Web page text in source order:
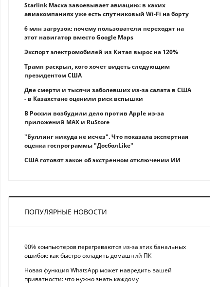
Starlink Маска завоевывает авиацию: в каких
авиакомпаниях уже есть спутниковый Wi-Fi на борту
6 млн загрузок: почему пользователи переходят на
этот навигатор вместо Google Maps
Экспорт электромобилей из Китая вырос на 120%
Трамп раскрыл, кого хочет видеть следующим
президентом США
Две смерти и тысячи заболевших из-за салата в США
- в Казахстане оценили риск вспышки
В России возбудили дело против Apple из-за
приложений MAX и RuStore
"Буллинг никуда не исчез". Что показала экспертная
оценка госпрограммы "ДосболLike"
США готовят закон об экстренном отключении ИИ
ПОПУЛЯРНЫЕ НОВОСТИ
90% компьютеров перегреваются из-за этих банальных
ошибок: как быстро охладить домашний ПК
Новая функция WhatsApp может навредить вашей
приватности: что нужно знать каждому